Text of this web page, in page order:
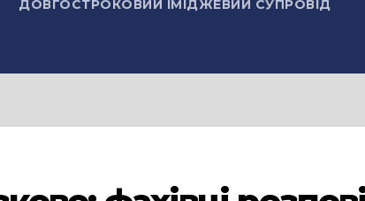
ДОВГОСТРОКОВИЙ ІМІДЖЕВИЙ СУПРОВІД